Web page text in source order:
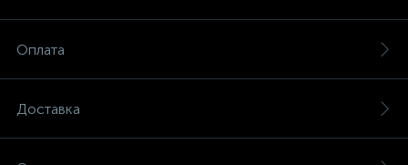
Оплата
Доставка